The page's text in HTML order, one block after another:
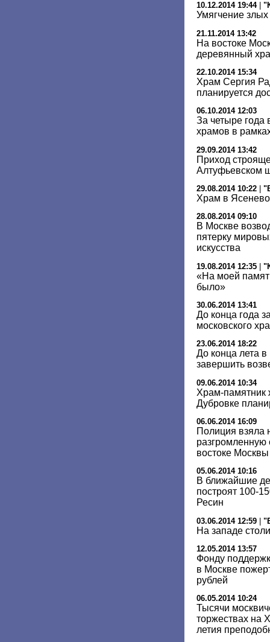
10.12.2014 19:44|
Умягчение
21.11.2014 13:42
На востоке
деревянный
22.10.2014 15:34
Храм Сергия
планируется
06.10.2014 12:03
За четыре года
храмов в
29.09.2014 13:42
Приход
Алтуфьевском
29.08.2014 10:22
Храм в
28.08.2014 09:10
В Москве
пятерку
искусства
19.08.2014 12:35 |
«На моей
было»
30.06.2014 13:41
До конца года
московского
23.06.2014 18:22
До конца лета
завершить
09.06.2014 10:34
Храм-памятник
Дубровке
06.06.2014 16:09
Полиция взяла
разгромленную
востоке Москвы
05.06.2014 10:16
В ближайшие
построят 100-
Ресин
03.06.2014 12:59 |
На западе
12.05.2014 13:57
Фонду
в Москве
рублей
06.05.2014 10:24
Тысячи
торжествах на
летия